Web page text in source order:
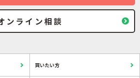
ンライン相談
買いたい方